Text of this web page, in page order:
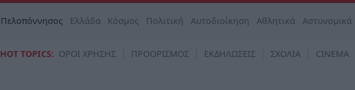
Πελοπόννησος Ελλάδα Κόσμος Πολιτική Αυτοδιοίκηση Αθλητικά Αστυνομικά
HOT TOPICS: ΟΡΟΙ ΧΡΗΣΗΣ ΠΡΟΟΡΙΣΜΟΣ ΕΚΔΗΛΩΣΕΙΣ ΣΧΟΛΙΑ CINEMA